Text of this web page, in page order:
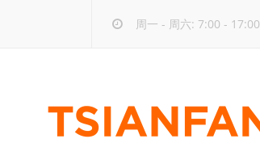
周一 - 周六: 7:00 - 17:00